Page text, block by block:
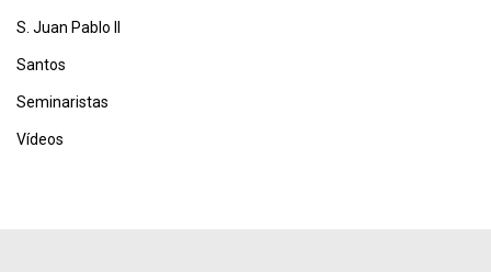
S. Juan Pablo II
Santos
Seminaristas
Vídeos